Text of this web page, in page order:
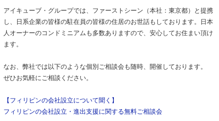
アイキューブ・グループでは、ファーストシーン（本社：東京都）と提携
し、日系企業の皆様の駐在員の皆様の住居のお世話もしております。日本
人オーナーのコンドミニアムも多数ありますので、安心してお住まい頂け
ます。
なお、弊社では以下のような個別ご相談会も随時、開催しております。
ぜひお気軽にご相談ください。
【フィリピンの会社設立について聞く】
フィリピンの会社設立・進出支援に関する無料ご相談会